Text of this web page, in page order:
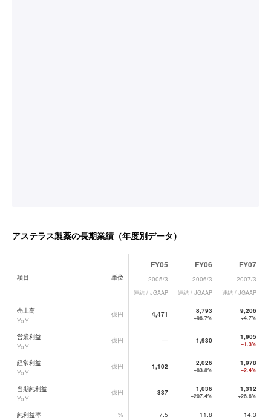
アステラス製薬の長期業績（年度別データ）
アステラス製薬
項目 単位
FY05
2005/3
連結 / JGAAP
FY06
2006/3
連結 / JGAAP
FY07
2007/3
連結 / JGAAP
売上高
YoY
億円 4,471 8,793
+96.7%
9,206
+4.7%
営業利益
YoY
億円 — 1,930 1,905
−1.3%
経常利益
YoY
億円 1,102 2,026
+83.8%
1,978
−2.4%
当期純利益
YoY
億円 337 1,036
+207.4%
1,312
+26.6%
純利益率 % 7.5 11.8 14.3